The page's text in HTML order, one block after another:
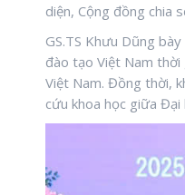
diện, Cộng đồng chia
GS.TS Khưu Dũng
đào tạo Việt Nam thời
Việt Nam. Đồng thời,
cứu khoa học giữa